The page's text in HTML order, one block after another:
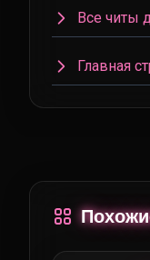
Все читы
Главная